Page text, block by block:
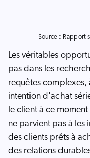
Source : Rapport
Les véritables
pas dans les
requêtes complexes,
intention d'achat
le client à ce
ne parvient pas à les
des clients prêts à
des relations